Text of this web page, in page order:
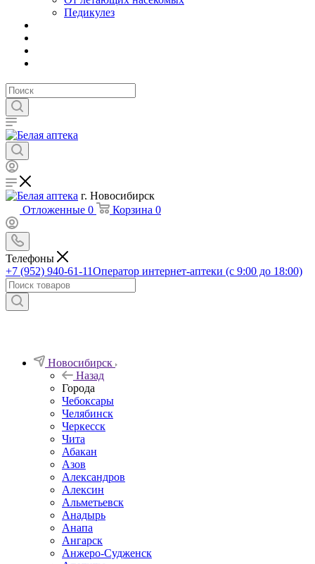
Педикулез
г. Новосибирск
Отложенные 0 Корзина 0
Телефоны
+7 (952) 940-61-11Оператор интернет-аптеки (с 9:00 до 18:00)
Новосибирск
Назад
Города
Чебоксары
Челябинск
Черкесск
Чита
Абакан
Азов
Александров
Алексин
Альметьевск
Анадырь
Анапа
Ангарск
Анжеро-Судженск